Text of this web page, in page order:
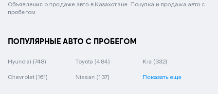
Объявления о продаже авто в Казахстане. Покупка и продажа авто с
пробегом.
ПОПУЛЯРНЫЕ АВТО С ПРОБЕГОМ
Hyundai (748) Toyota (484) Kia (332)
Chevrolet (161) Nissan (137) Показать еще